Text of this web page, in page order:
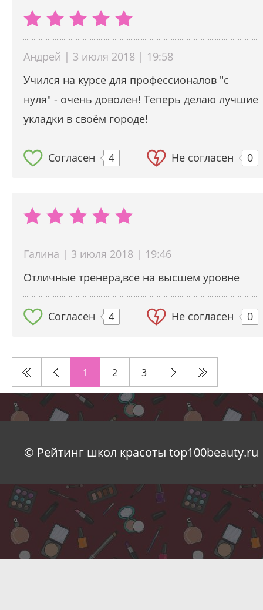
Андрей | 3 июля 2018 | 19:58
Учился на курсе для профессионалов "с
нуля" - очень доволен! Теперь делаю лучшие
укладки в своём городе!
Согласен 4 Не согласен 0
Галина | 3 июля 2018 | 19:46
Отличные тренера,все на высшем уровне
Согласен 4 Не согласен 0
1 2 3
© Рейтинг школ красоты top100beauty.ru